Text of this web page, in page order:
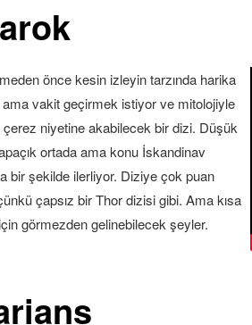
önce kesin izleyin tarzında harika
ama vakit geçirmek istiyor ve mitolojiyle
çerez niyetine akabilecek bir dizi. Düşük
apaçık ortada ama konu İskandinav
bir şekilde ilerliyor. Diziye çok puan
çapsız bir Thor dizisi gibi. Ama kısa
görmezden gelinebilecek şeyler.